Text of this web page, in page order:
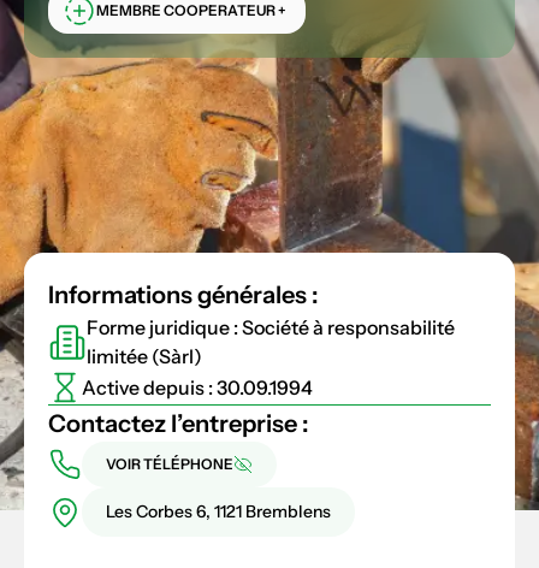
MEMBRE COOPERATEUR +
Informations générales :
Forme juridique : Société à responsabilité
limitée (Sàrl)
Active depuis : 30.09.1994
Contactez l’entreprise :
VOIR TÉLÉPHONE
Les Corbes 6, 1121 Bremblens